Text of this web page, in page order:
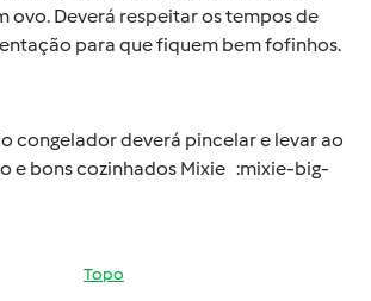
ovo. Deverá respeitar os tempos de
para que fiquem bem fofinhos.
congelador deverá pincelar e levar ao
e bons cozinhados Mixie :mixie-big-
Topo